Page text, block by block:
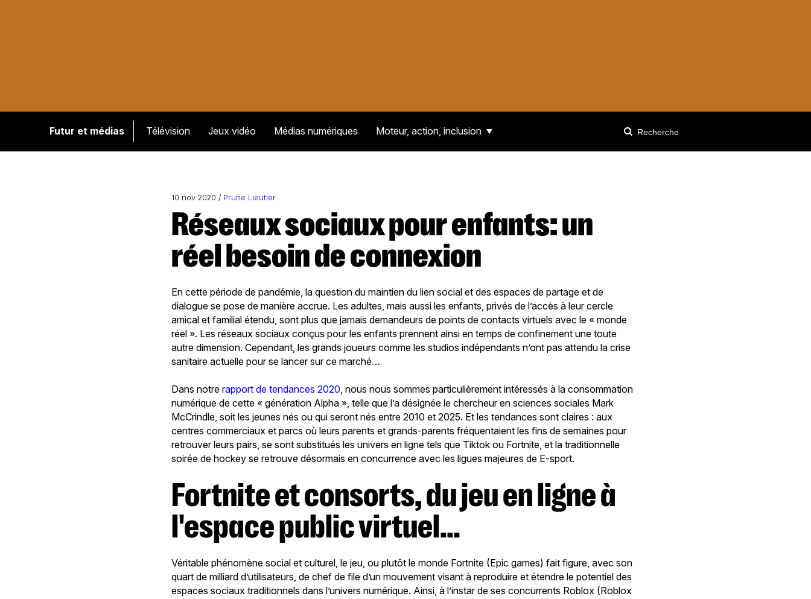
Futur et médias Télévision Jeux vidéo Médias numériques Moteur, action, inclusion
10 nov 2020 / Prune Lieutier
Réseaux sociaux pour enfants: un
réel besoin de connexion
En cette période de pandémie, la question du maintien du lien social et des espaces de partage et de
dialogue se pose de manière accrue. Les adultes, mais aussi les enfants, privés de l’accès à leur cercle
amical et familial étendu, sont plus que jamais demandeurs de points de contacts virtuels avec le « monde
réel ». Les réseaux sociaux conçus pour les enfants prennent ainsi en temps de confinement une toute
autre dimension. Cependant, les grands joueurs comme les studios indépendants n’ont pas attendu la crise
sanitaire actuelle pour se lancer sur ce marché…
Dans notre rapport de tendances 2020, nous nous sommes particulièrement intéressés à la consommation
numérique de cette « génération Alpha », telle que l’a désignée le chercheur en sciences sociales Mark
McCrindle, soit les jeunes nés ou qui seront nés entre 2010 et 2025. Et les tendances sont claires : aux
centres commerciaux et parcs où leurs parents et grands-parents fréquentaient les fins de semaines pour
retrouver leurs pairs, se sont substitués les univers en ligne tels que Tiktok ou Fortnite, et la traditionnelle
soirée de hockey se retrouve désormais en concurrence avec les ligues majeures de E-sport.
Fortnite et consorts, du jeu en ligne à
l'espace public virtuel…
Véritable phénomène social et culturel, le jeu, ou plutôt le monde Fortnite (Epic games) fait figure, avec son
quart de milliard d’utilisateurs, de chef de file d’un mouvement visant à reproduire et étendre le potentiel des
espaces sociaux traditionnels dans l’univers numérique. Ainsi, à l’instar de ses concurrents Roblox (Roblox